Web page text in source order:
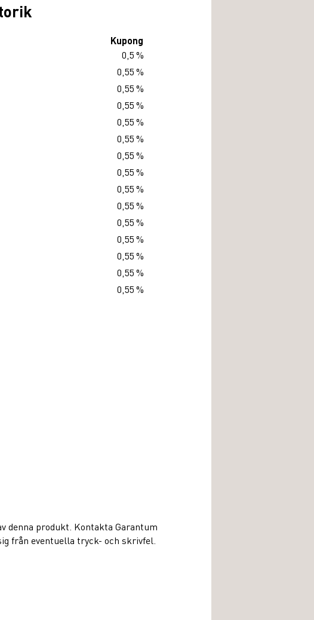
Kupong
0,5 %
0,55 %
0,55 %
0,55 %
0,55 %
0,55 %
0,55 %
0,55 %
0,55 %
0,55 %
0,55 %
0,55 %
0,55 %
0,55 %
0,55 %
denna produkt. Kontakta Garantum
från eventuella tryck- och skrivfel.